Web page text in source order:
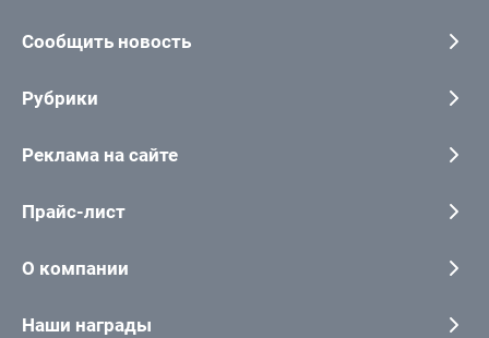
Сообщить новость
Рубрики
Реклама на сайте
Прайс-лист
О компании
Наши награды